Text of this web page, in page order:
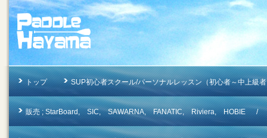
トップ SUP初心者スクール/パーソナルレッスン（初心者～中上級
販売 ; StarBoard, SIC, SAWARNA, FANATIC, Riviera, HOBIE /